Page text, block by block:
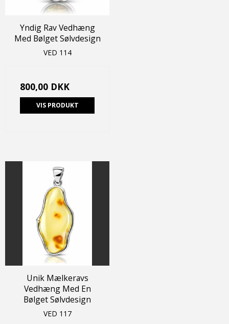
Yndig Rav Vedhæng
Med Bølget Sølvdesign
VED 114
800,00 DKK
VIS PRODUKT
Unik Mælkeravs
Vedhæng Med En
Bølget Sølvdesign
VED 117